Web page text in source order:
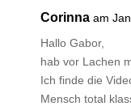
Corinna am
Hallo Gabor,
hab vor Lachen
Ich finde die
Mensch total